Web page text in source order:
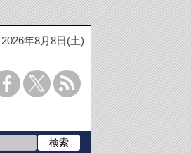
2026年8月8日(土)